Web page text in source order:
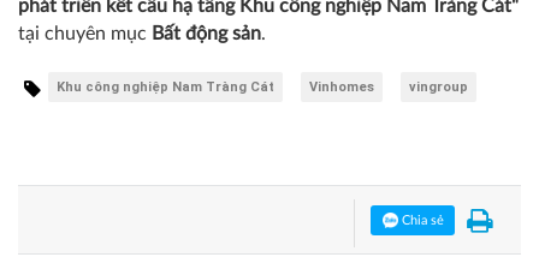
phát triển kết cấu hạ tầng Khu công nghiệp Nam Tràng Cát"
tại chuyên mục Bất động sản.
Khu công nghiệp Nam Tràng Cát Vinhomes vingroup
Chia sẻ